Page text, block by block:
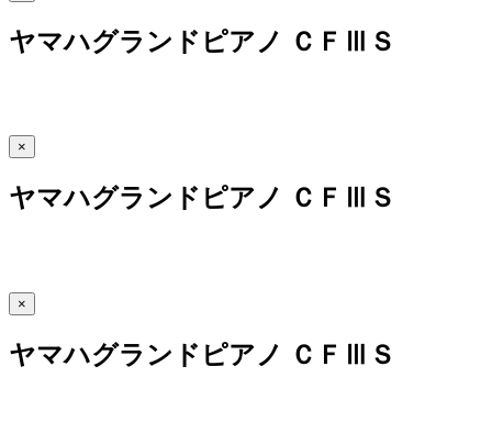
ヤマハグランドピアノ ＣＦⅢＳ
×
ヤマハグランドピアノ ＣＦⅢＳ
×
ヤマハグランドピアノ ＣＦⅢＳ